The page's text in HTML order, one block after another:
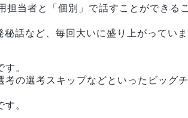
当者と「個別」で話すことができるこ
話など、毎回大いに盛り上がっていま
。
の選考スキップなどといったビッグチ
。